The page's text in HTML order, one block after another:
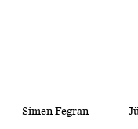
Simen Fegran